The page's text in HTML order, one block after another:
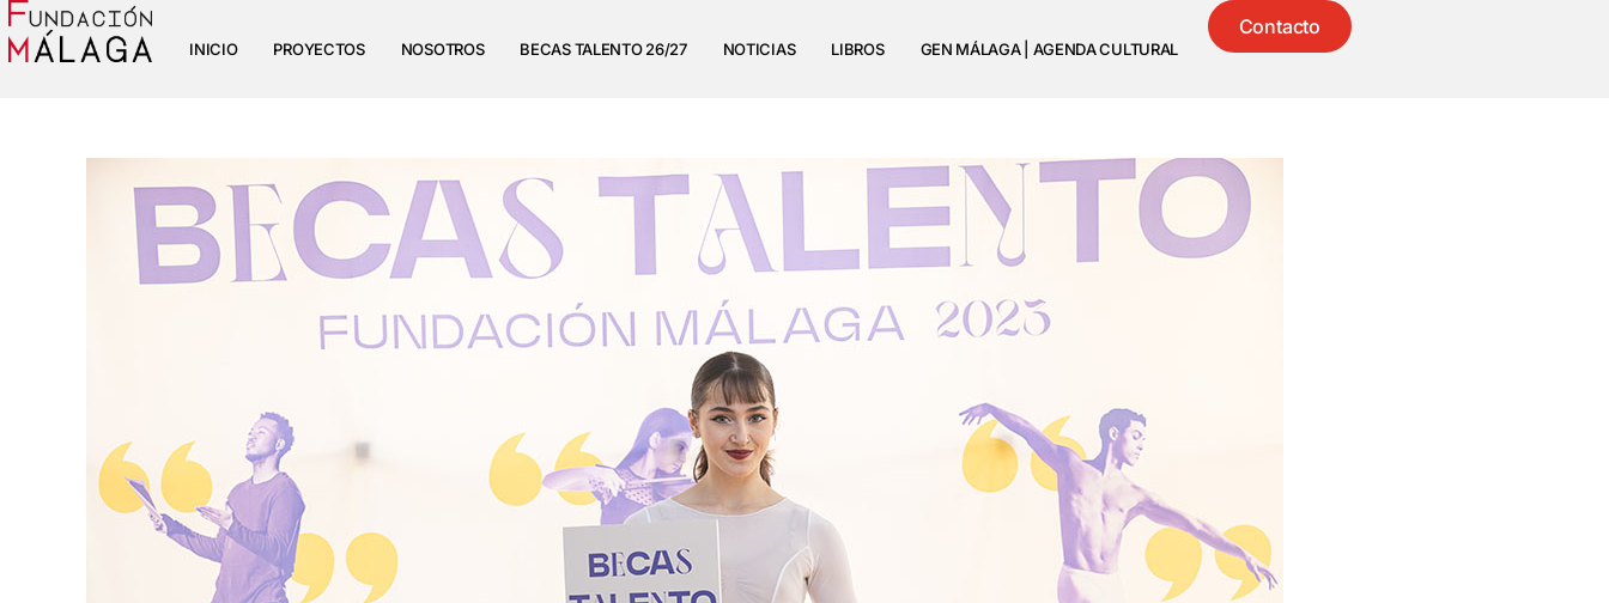
INICIO PROYECTOS NOSOTROS BECAS TALENTO 26/27 NOTICIAS LIBROS GEN MÁLAGA | AGENDA CULTURAL
Contacto